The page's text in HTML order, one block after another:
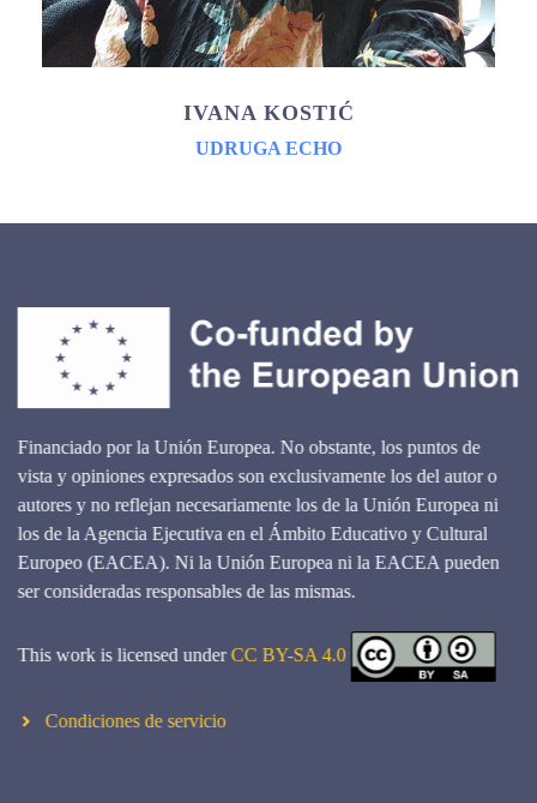
IVANA KOSTIĆ
UDRUGA ECHO
Financiado por la Unión Europea. No obstante, los puntos de
vista y opiniones expresados son exclusivamente los del autor o
autores y no reflejan necesariamente los de la Unión Europea ni
los de la Agencia Ejecutiva en el Ámbito Educativo y Cultural
Europeo (EACEA). Ni la Unión Europea ni la EACEA pueden
ser consideradas responsables de las mismas.
This work is licensed under CC BY-SA 4.0
Condiciones de servicio